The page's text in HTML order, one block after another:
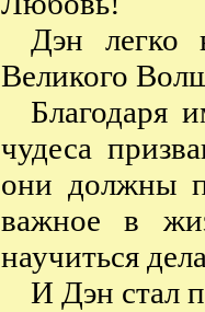
Дэн легко
Великого
Благодаря
чудеса
они должны
важное в
научиться
И Дэн стал